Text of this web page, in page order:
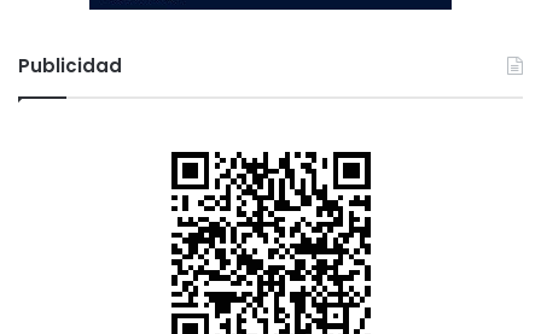
Publicidad